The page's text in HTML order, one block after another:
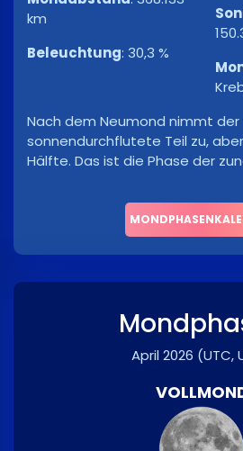
km
Beleuchtung: 30,3 %
Nach dem Neumond nimmt der
sonnendurchflutete Teil zu,
Hälfte. Das ist die Phase der
April 2026 (UTC,